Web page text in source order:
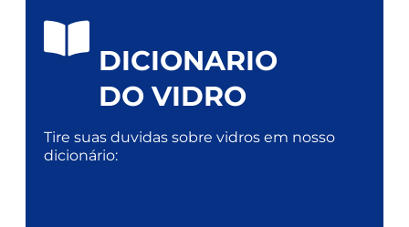
DICIONARIO
DO VIDRO
Tire suas duvidas sobre vidros em nosso
dicionário: